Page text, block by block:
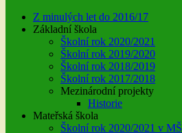
Z minulých let do 2016/17
Základní škola
Školní rok 2020/2021
Školní rok 2019/2020
Školní rok 2018/2019
Školní rok 2017/2018
Mezinárodní projekty
Historie
Mateřská škola
Školní rok 2020/2021 v MŠ